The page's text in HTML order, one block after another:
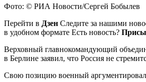
Фото: © РИА Новости/Сергей Бобылев
Перейти в Дзен Следите за нашими
в удобном формате Есть новость?
Верховный главнокомандующий
в Берлине заявил, что Россия не
Свою позицию военный аргументировал